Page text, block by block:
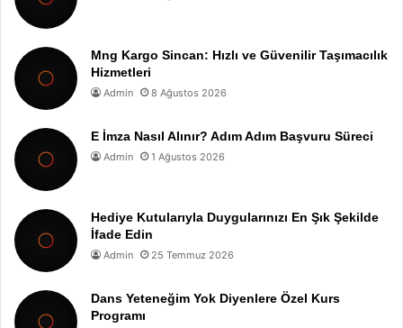
Mng Kargo Sincan: Hızlı ve Güvenilir Taşımacılık
Hizmetleri
Admin 8 Ağustos 2026
E İmza Nasıl Alınır? Adım Adım Başvuru Süreci
Admin 1 Ağustos 2026
Hediye Kutularıyla Duygularınızı En Şık Şekilde
İfade Edin
Admin 25 Temmuz 2026
Dans Yeteneğim Yok Diyenlere Özel Kurs
Programı